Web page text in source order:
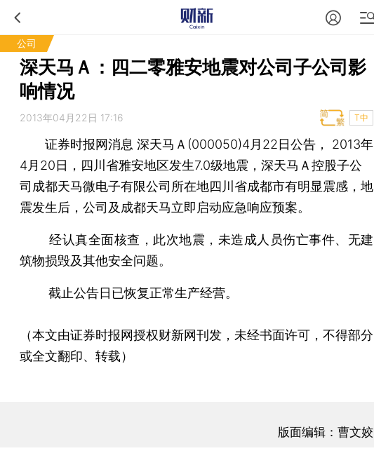
公司
深天马Ａ：四二零雅安地震对公司子公司影
响情况
2013年04月22日 17:16 T中
证券时报网消息 深天马Ａ(000050)4月22日公告， 2013年
4月20日，四川省雅安地区发生7.0级地震，深天马Ａ控股子公
司成都天马微电子有限公司所在地四川省成都市有明显震感，地
震发生后，公司及成都天马立即启动应急响应预案。
经认真全面核查，此次地震，未造成人员伤亡事件、无建
筑物损毁及其他安全问题。
截止公告日已恢复正常生产经营。
（本文由证券时报网授权财新网刊发，未经书面许可，不得部分
或全文翻印、转载）
版面编辑：曹文姣